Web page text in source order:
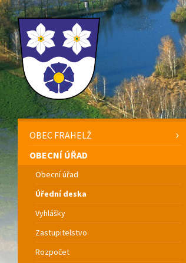
OBEC FRAHELŽ
OBECNÍ ÚŘAD
Obecní úřad
Úřední deska
Vyhlášky
Zastupitelstvo
Rozpočet